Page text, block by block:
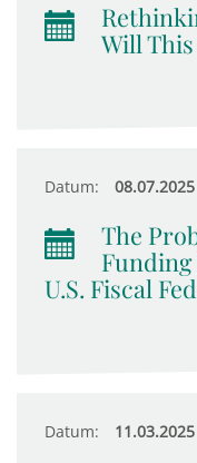
Will
Datum: 08.07.2025
The
U.S. Fiscal
Datum: 11.03.2025